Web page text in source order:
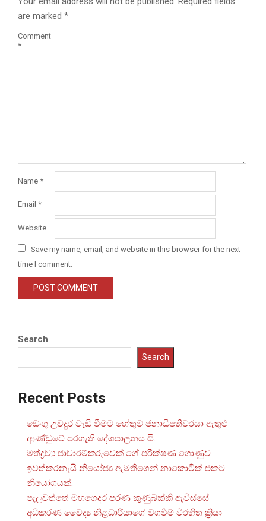
are marked *
Comment
*
Name *
Email *
Website
Save my name, email, and website in this browser for the next
time I comment.
Search
Search
Recent Posts
ඩෙංගු උවදුර වැඩි වීමට හේතුව ජනාධිපතිවරයා ඇතුළු
ආණ්ඩුවේ පරගැති දේශපාලනය යි.
මත්ද්‍රව්‍ය ජාවාරම්කරුවෙක් ගේ පරීක්ෂණ ගොණුව
ඉවත්කරනැයි නියෝජ්‍ය ඇමතිගෙන් නාකොටික් එකට
නියෝගයක්.
පැලවත්තේ මහගෙදර පරණ කුණුබක්කි ඇවිස්සේ
අධිකරණ වෛද්‍ය නිළධාරියාගේ වගවීම් විරහිත ක්‍රියා